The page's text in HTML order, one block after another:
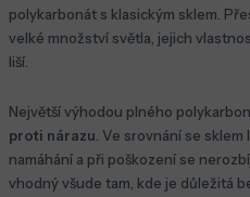
polykarbonát s klasickým sklem.
velké množství světla, jejich
liší.
Největší výhodou plného
proti nárazu . Ve srovnání se
namáhání a při poškození se
vhodný všude tam, kde je důležitá